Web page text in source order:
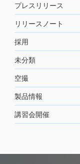
プレスリリース
リリースノート
採用
未分類
空撮
製品情報
講習会開催